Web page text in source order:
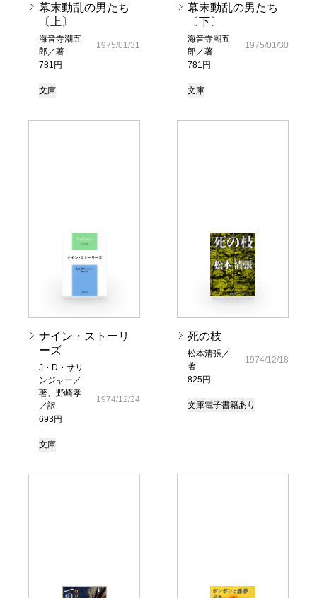
幕末動乱の男たち
〔上〕
海音寺潮五
郎／著
781円
1975/01/31
文庫
幕末動乱の男たち
〔下〕
海音寺潮五
郎／著
781円
1975/01/30
文庫
ナイン・ストーリ
ーズ
J・D・サリ
ンジャー／
著、野崎孝
／訳
693円
1974/12/24
文庫
死の枝
松本清張／
著
825円
1974/12/18
文庫電子書籍あり